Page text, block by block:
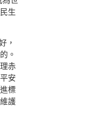
生
，
。
赤
安
標
護